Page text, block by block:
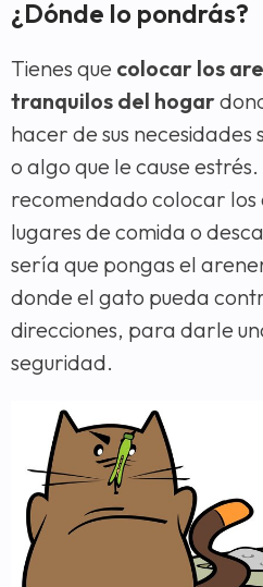
¿Dónde lo pondrás?
Tienes que colocar los
tranquilos del hogar
hacer de sus necesidades
o algo que le cause
recomendado colocar los
lugares de comida o
sería que pongas el
donde el gato pueda
direcciones, para darle
seguridad.